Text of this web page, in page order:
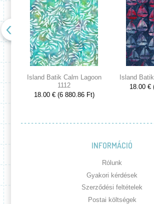
Island Batik Calm Lagoon
1112
18.00 € (6 880.86 Ft)
Island
18.00 €
INFORMÁCIÓ
Rólunk
Gyakori kérdések
Szerződési feltételek
Postai költségek